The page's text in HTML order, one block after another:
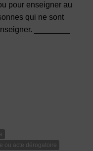
pour enseigner au
qui ne sont
________
ou acte dérogatoire